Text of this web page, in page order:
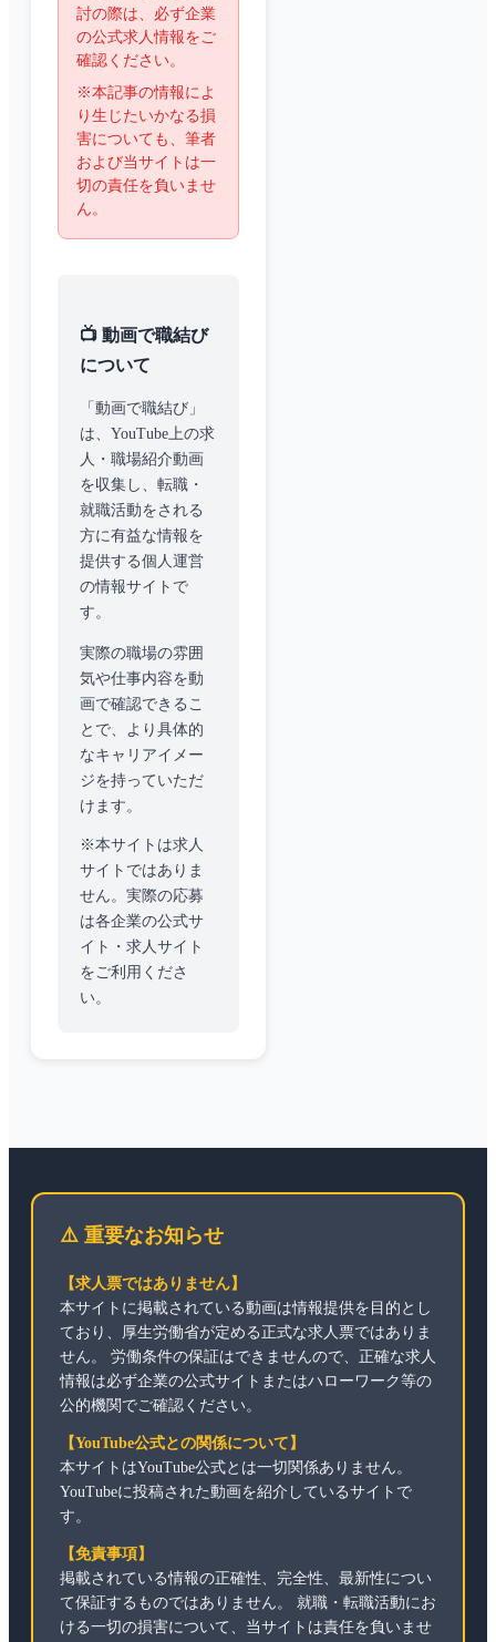
討の際は、必ず企業
の公式求人情報をご
確認ください。
※本記事の情報によ
り生じたいかなる損
害についても、筆者
および当サイトは一
切の責任を負いませ
ん。
📺 動画で職結び
について
「動画で職結び」
は、YouTube上の求
人・職場紹介動画
を収集し、転職・
就職活動をされる
方に有益な情報を
提供する個人運営
の情報サイトで
す。
実際の職場の雰囲
気や仕事内容を動
画で確認できるこ
とで、より具体的
なキャリアイメー
ジを持っていただ
けます。
※本サイトは求人
サイトではありま
せん。実際の応募
は各企業の公式サ
イト・求人サイト
をご利用くださ
い。
⚠️ 重要なお知らせ
【求人票ではありません】
本サイトに掲載されている動画は情報提供を目的とし
ており、厚生労働省が定める正式な求人票ではありま
せん。 労働条件の保証はできませんので、正確な求人
情報は必ず企業の公式サイトまたはハローワーク等の
公的機関でご確認ください。
【YouTube公式との関係について】
本サイトはYouTube公式とは一切関係ありません。
YouTubeに投稿された動画を紹介しているサイトで
す。
【免責事項】
掲載されている情報の正確性、完全性、最新性につい
て保証するものではありません。 就職・転職活動にお
ける一切の損害について、当サイトは責任を負いませ